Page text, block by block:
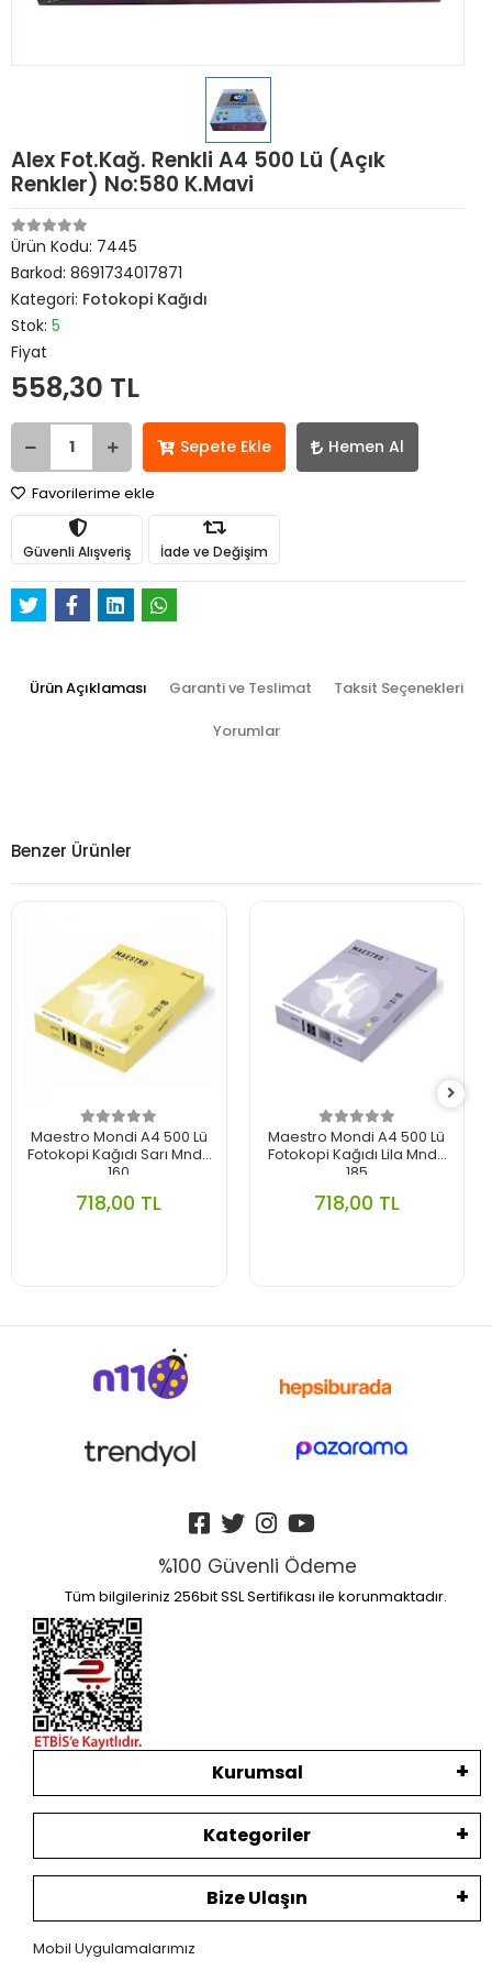
Alex Fot.Kağ. Renkli A4 500 Lü (Açık
Renkler) No:580 K.Mavi
Ürün Kodu: 7445
Barkod: 8691734017871
Kategori: Fotokopi Kağıdı
Stok: 5
Fiyat
558,30 TL
Sepete Ekle Hemen Al
Favorilerime ekle
Güvenli Alışveriş İade ve Değişim
Ürün Açıklaması Garanti ve Teslimat Taksit Seçenekleri
Yorumlar
Benzer Ürünler
Maestro Mondi A4 500 Lü
Fotokopi Kağıdı Sarı Mnd-
160
718,00 TL
Maestro Mondi A4 500 Lü
Fotokopi Kağıdı Lila Mnd-
185
718,00 TL
%100 Güvenli Ödeme
Tüm bilgileriniz 256bit SSL Sertifikası ile korunmaktadır.
Kurumsal
Kategoriler
Bize Ulaşın
Mobil Uygulamalarımız